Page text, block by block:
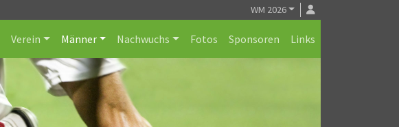
WM 2026
Verein Männer Nachwuchs Fotos Sponsoren Links